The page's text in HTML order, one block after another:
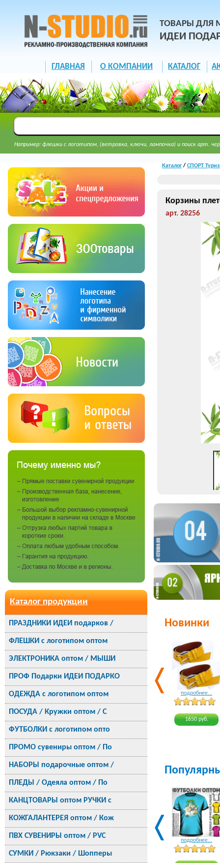
ТОВАРЫ ДЛЯ
ИДЕИ
ГЛАВНАЯ О КОМПАНИИ КАТАЛОГ
Например: флешки с логотипом, (ветровка, ключи, лампочка) и поиск арт.
Каталог продукции
ПРАЗДНИКИ ИДЕИ подарков /
ФЛЕШКИ с логотипом оптом
ЭЛЕКТРОНИКА оптом / МЫШИ
ПРОФ Подарки ИДЕИ ПОДАРКО
ОДЕЖДА с логотипом оптом
ПОСУДА / Кружки оптом / С
ФУТБОЛКИ с логотипом опто
ПРОМО сувениры оптом / По
НАБОРЫ подарочные оптом /
ПЛЕДЫ / Одеяла оптом / По
КАНЦТОВАРЫ оптом РУЧКИ с
КОЖГАЛАНТЕРЕЯ оптом / Кож
ПВХ СУВЕНИРЫ оптом / PVC
СУМКИ / Рюкзаки / Шопперы
Каталог/ СПОРТ
Корзины
арт. 28256
Новинки
подробнее...
1650 руб.
подробнее...